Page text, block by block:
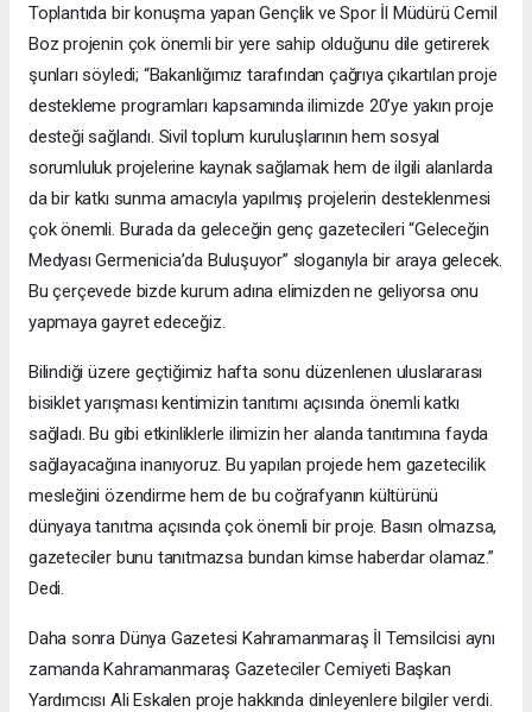
Toplantıda bir konuşma yapan Gençlik ve Spor İl Müdürü Cemil
Boz projenin çok önemli bir yere sahip olduğunu dile getirerek
şunları söyledi; “Bakanlığımız tarafından çağrıya çıkartılan proje
destekleme programları kapsamında ilimizde 20’ye yakın proje
desteği sağlandı. Sivil toplum kuruluşlarının hem sosyal
sorumluluk projelerine kaynak sağlamak hem de ilgili alanlarda
da bir katkı sunma amacıyla yapılmış projelerin desteklenmesi
çok önemli. Burada da geleceğin genç gazetecileri “Geleceğin
Medyası Germenicia’da Buluşuyor” sloganıyla bir araya gelecek.
Bu çerçevede bizde kurum adına elimizden ne geliyorsa onu
yapmaya gayret edeceğiz.
Bilindiği üzere geçtiğimiz hafta sonu düzenlenen uluslararası
bisiklet yarışması kentimizin tanıtımı açısında önemli katkı
sağladı. Bu gibi etkinliklerle ilimizin her alanda tanıtımına fayda
sağlayacağına inanıyoruz. Bu yapılan projede hem gazetecilik
mesleğini özendirme hem de bu coğrafyanın kültürünü
dünyaya tanıtma açısında çok önemli bir proje. Basın olmazsa,
gazeteciler bunu tanıtmazsa bundan kimse haberdar olamaz.”
Dedi.
Daha sonra Dünya Gazetesi Kahramanmaraş İl Temsilcisi aynı
zamanda Kahramanmaraş Gazeteciler Cemiyeti Başkan
Yardımcısı Ali Eskalen proje hakkında dinleyenlere bilgiler verdi.